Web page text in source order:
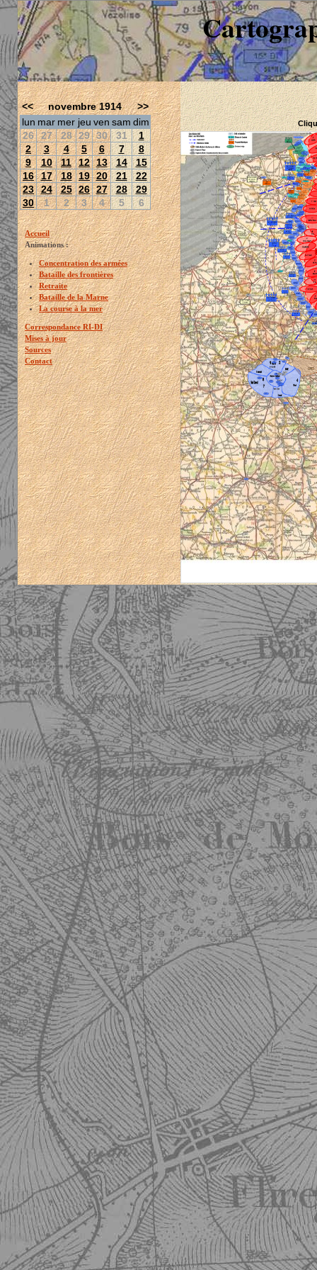
<< novembre 1914
>>
lun mar mer jeu ven sam dim
26 27 28 29 30 31
1
2
3 4 5 6 7
8
9
10 11 12 13 14
15
16 17 18 19 20 21
22
23 24 25 26 27 28
29
30
1 2 3 4 5 6
Accueil
Animations :
Concentration des armées
Bataille des frontières
Retraite
Bataille de la Marne
La course à la mer
Correspondance RI-DI
Mises à jour
Sources
Contact